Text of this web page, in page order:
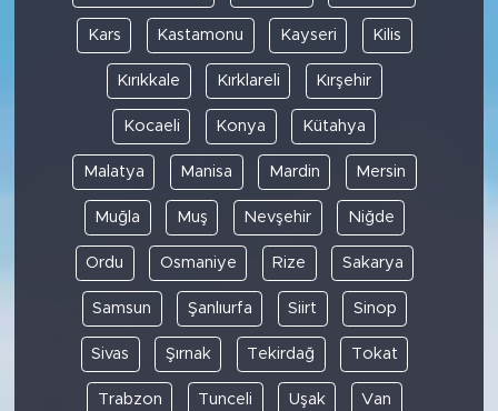
Kars Kastamonu Kayseri Kilis
Kırıkkale Kırklareli Kırşehir
Kocaeli Konya Kütahya
Malatya Manisa Mardin Mersin
Muğla Muş Nevşehir Niğde
Ordu Osmaniye Rize Sakarya
Samsun Şanlıurfa Siirt Sinop
Sivas Şırnak Tekirdağ Tokat
Trabzon Tunceli Uşak Van